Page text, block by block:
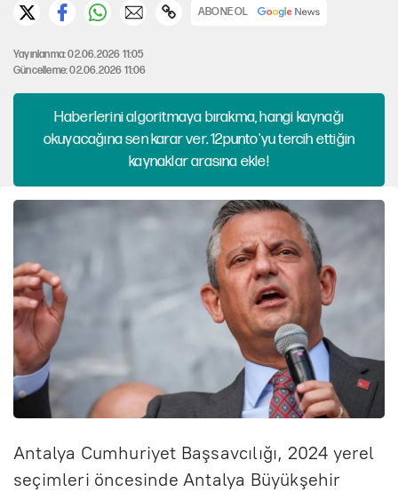
ABONE OL
Yayınlanma: 02.06.2026 11:05
Güncelleme: 02.06.2026 11:06
Haberlerini algoritmaya bırakma, hangi kaynağı
okuyacağına sen karar ver. 12punto'yu tercih ettiğin
kaynaklar arasına ekle!
Antalya Cumhuriyet Başsavcılığı, 2024 yerel
seçimleri öncesinde Antalya Büyükşehir